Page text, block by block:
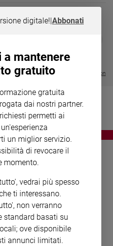
Visualizza tutte le collection
NOTE LEGALI
PRIVACY POLICY
INFORMATIVA
WHISTLEBLOWING
SOCIAL
digitale!|Abbonati
mantenere
gratuito
gratuita
dai nostri partner.
permetti ai
un miglior servizio.
di revocare il
momento.
vedrai più spesso
ti interessano.
non verranno
standard basati su
ove disponibile
annunci limitati.